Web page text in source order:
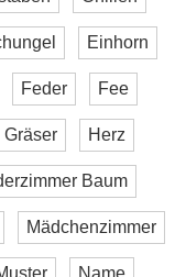
Einhorn
Feder Fee
Gräser Herz
Baum
Mädchenzimmer
Name